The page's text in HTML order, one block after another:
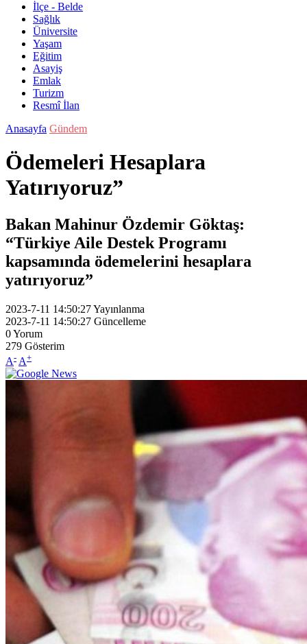
İlçe - Belde
Sağlık
Üniversite
Yaşam
Eğitim
Asayiş
Emlak
Turizm
Resmî İlan
Anasayfa Gündem
Ödemeleri Hesaplara
Yatırıyoruz”
Bakan Mahinur Özdemir Göktaş:
“Türkiye Aile Destek Programı
kapsamında ödemelerini hesaplara
yatırıyoruz”
2023-7-11 14:50:27Yayınlanma
2023-7-11 14:50:27 Güncelleme
0Yorum
279 Gösterim
A- A+